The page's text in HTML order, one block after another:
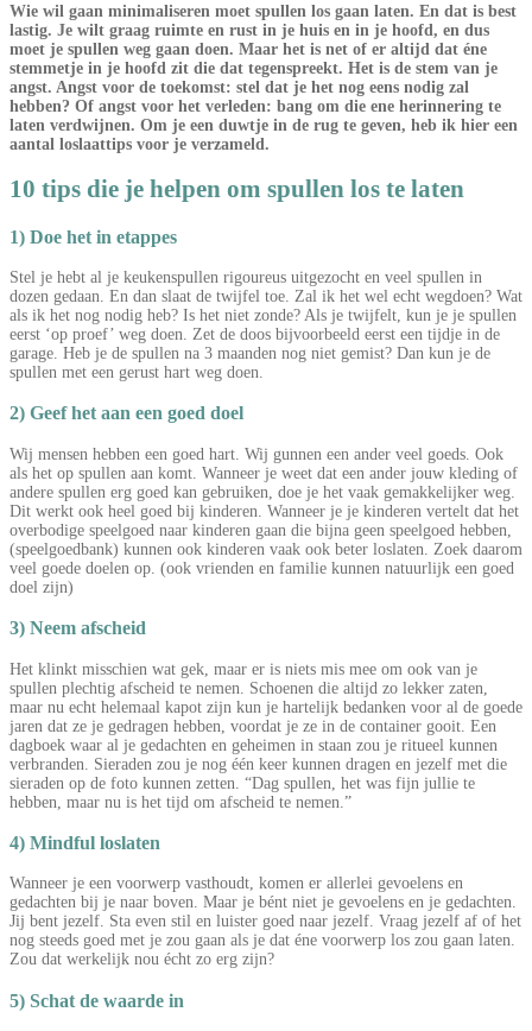
Wie wil gaan minimaliseren moet spullen los gaan laten. En dat is best
lastig. Je wilt graag ruimte en rust in je huis en in je hoofd, en dus
moet je spullen weg gaan doen. Maar het is net of er altijd dat éne
stemmetje in je hoofd zit die dat tegenspreekt. Het is de stem van je
angst. Angst voor de toekomst: stel dat je het nog eens nodig zal
hebben? Of angst voor het verleden: bang om die ene herinnering te
laten verdwijnen. Om je een duwtje in de rug te geven, heb ik hier een
aantal loslaattips voor je verzameld.
10 tips die je helpen om spullen los te laten
1) Doe het in etappes
Stel je hebt al je keukenspullen rigoureus uitgezocht en veel spullen in
dozen gedaan. En dan slaat de twijfel toe. Zal ik het wel echt wegdoen? Wat
als ik het nog nodig heb? Is het niet zonde? Als je twijfelt, kun je je spullen
eerst ‘op proef’ weg doen. Zet de doos bijvoorbeeld eerst een tijdje in de
garage. Heb je de spullen na 3 maanden nog niet gemist? Dan kun je de
spullen met een gerust hart weg doen.
2) Geef het aan een goed doel
Wij mensen hebben een goed hart. Wij gunnen een ander veel goeds. Ook
als het op spullen aan komt. Wanneer je weet dat een ander jouw kleding of
andere spullen erg goed kan gebruiken, doe je het vaak gemakkelijker weg.
Dit werkt ook heel goed bij kinderen. Wanneer je je kinderen vertelt dat het
overbodige speelgoed naar kinderen gaan die bijna geen speelgoed hebben,
(speelgoedbank) kunnen ook kinderen vaak ook beter loslaten. Zoek daarom
veel goede doelen op. (ook vrienden en familie kunnen natuurlijk een goed
doel zijn)
3) Neem afscheid
Het klinkt misschien wat gek, maar er is niets mis mee om ook van je
spullen plechtig afscheid te nemen. Schoenen die altijd zo lekker zaten,
maar nu echt helemaal kapot zijn kun je hartelijk bedanken voor al de goede
jaren dat ze je gedragen hebben, voordat je ze in de container gooit. Een
dagboek waar al je gedachten en geheimen in staan zou je ritueel kunnen
verbranden. Sieraden zou je nog één keer kunnen dragen en jezelf met die
sieraden op de foto kunnen zetten. “Dag spullen, het was fijn jullie te
hebben, maar nu is het tijd om afscheid te nemen.”
4) Mindful loslaten
Wanneer je een voorwerp vasthoudt, komen er allerlei gevoelens en
gedachten bij je naar boven. Maar je bént niet je gevoelens en je gedachten.
Jij bent jezelf. Sta even stil en luister goed naar jezelf. Vraag jezelf af of het
nog steeds goed met je zou gaan als je dat éne voorwerp los zou gaan laten.
Zou dat werkelijk nou écht zo erg zijn?
5) Schat de waarde in